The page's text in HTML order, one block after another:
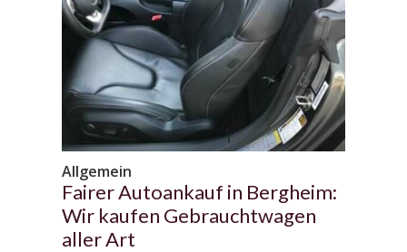
Allgemein
Fairer Autoankauf in Bergheim:
Wir kaufen Gebrauchtwagen
aller Art